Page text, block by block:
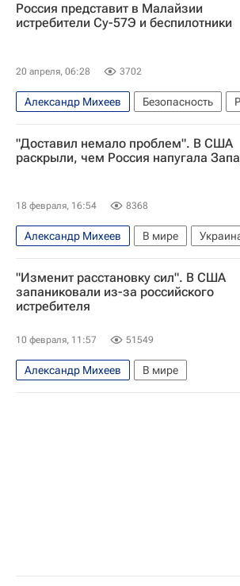
Россия представит в Малайзии
истребители Су-57Э и беспилотники
20 апреля, 06:28 3702
Александр Михеев Безопасность
Малайзия
Куала-Лумпур
Рособоронэкспорт
Су-57Э
"Доставил немало проблем". В США
раскрыли, чем Россия напугала
18 февраля, 16:54 8368
Александр Михеев В мире
Россия
НАТО
Рособоронэкспорт
С-400 «Триумф»
"Изменит расстановку сил". В США
запаниковали из-за российского
истребителя
10 февраля, 11:57 51549
Александр Михеев
В мире
Ближний Восток
Израиль
Африка